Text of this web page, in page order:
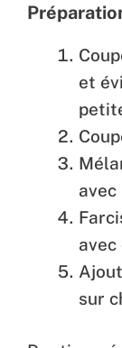
et
avec
avec
sur